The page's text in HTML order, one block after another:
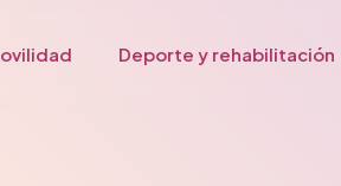
Deporte y rehabilitación